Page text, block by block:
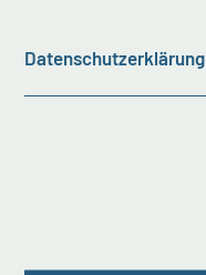
Datenschutzerklärung